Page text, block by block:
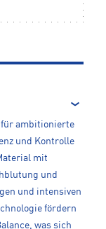
für ambitionierte
und Kontrolle
mit
und
und intensiven
fördern
was sich